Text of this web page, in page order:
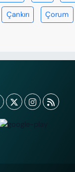
Çankırı Çorum